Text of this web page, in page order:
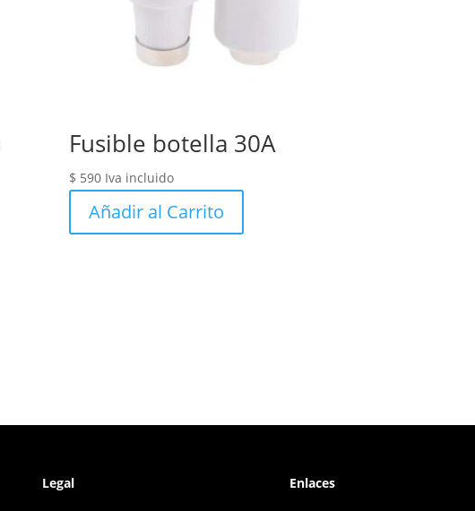
Fusible botella 30A
$ 590 Iva incluido
Añadir al Carrito
Legal Enlaces